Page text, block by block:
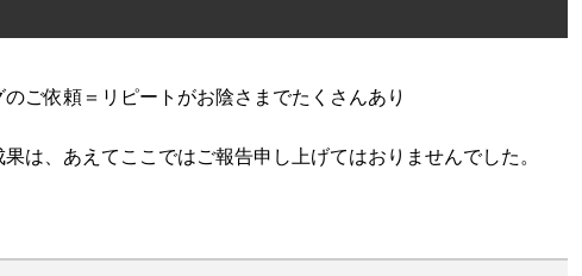
ご依頼＝リピートがお陰さまでたくさんあり
は、あえてここではご報告申し上げてはおりませんでした。